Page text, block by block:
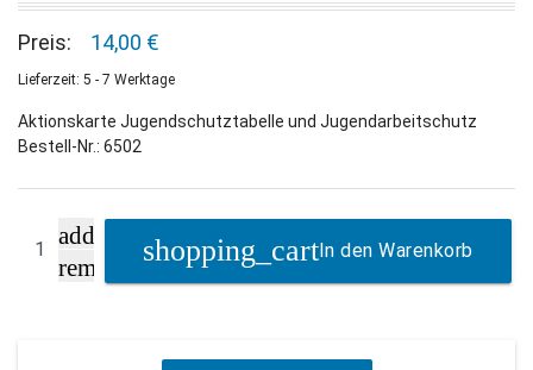
Preis: 14,00 €
Lieferzeit: 5 - 7 Werktage
Aktionskarte Jugendschutztabelle und Jugendarbeitschutz
Bestell-Nr.: 6502
add
remove
In den Warenkorb